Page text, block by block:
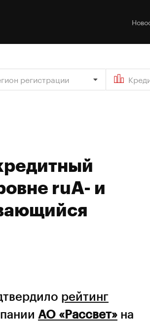
регистрации
ruA- и
рейтинг
АО «Рассвет» на